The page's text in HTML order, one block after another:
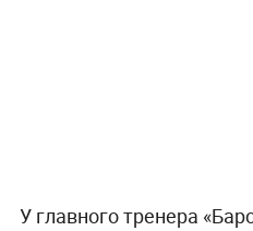
У главного тренера